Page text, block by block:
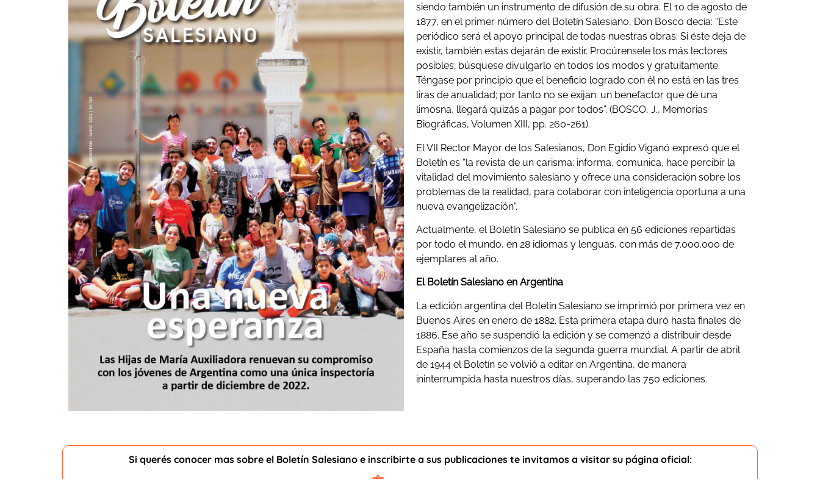
siendo también un instrumento de difusión de su obra. El 10 de agosto de
1877, en el primer número del Boletín Salesiano, Don Bosco decía: “Este
periódico será el apoyo principal de todas nuestras obras: Si éste deja de
existir, también estas dejarán de existir. Procúrensele los más lectores
posibles; búsquese divulgarlo en todos los modos y gratuitamente.
Téngase por principio que el beneficio logrado con él no está en las tres
liras de anualidad; por tanto no se exijan: un benefactor que dé una
limosna, llegará quizás a pagar por todos”. (BOSCO, J., Memorias
Biográficas, Volumen XIII, pp. 260-261).
El VII Rector Mayor de los Salesianos, Don Egidio Viganó expresó que el
Boletín es “la revista de un carisma: informa, comunica, hace percibir la
vitalidad del movimiento salesiano y ofrece una consideración sobre los
problemas de la realidad, para colaborar con inteligencia oportuna a una
nueva evangelización”.
Actualmente, el Boletín Salesiano se publica en 56 ediciones repartidas
por todo el mundo, en 28 idiomas y lenguas, con más de 7.000.000 de
ejemplares al año.
El Boletín Salesiano en Argentina
La edición argentina del Boletín Salesiano se imprimió por primera vez en
Buenos Aires en enero de 1882. Esta primera etapa duró hasta finales de
1886. Ese año se suspendió la edición y se comenzó a distribuir desde
España hasta comienzos de la segunda guerra mundial. A partir de abril
de 1944 el Boletín se volvió a editar en Argentina, de manera
ininterrumpida hasta nuestros días, superando las 750 ediciones.
Si querés conocer mas sobre el Boletín Salesiano e inscribirte a sus publicaciones te invitamos a visitar su página oficial: